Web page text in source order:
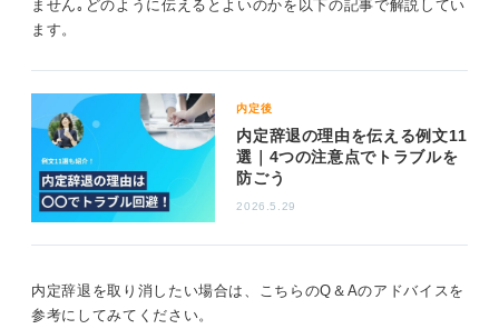
ません｡どのように伝えるとよいのかを以下の記事で解説してい
ます。
内定後
内定辞退の理由を伝える例文11
選｜4つの注意点でトラブルを
防ごう
2026.5.29
内定辞退を取り消したい場合は、こちらのQ＆Aのアドバイスを
参考にしてみてください。